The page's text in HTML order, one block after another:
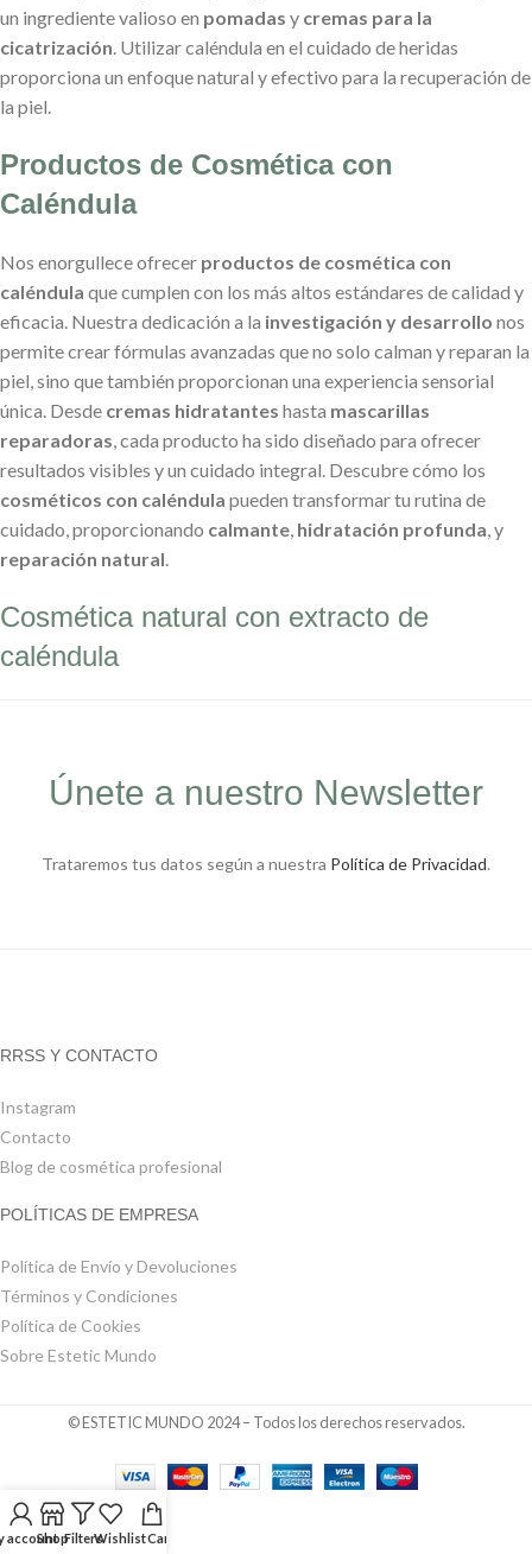
un ingrediente valioso en pomadas y cremas para la
cicatrización . Utilizar caléndula en el cuidado de heridas
proporciona un enfoque natural y efectivo para la recuperación de
la piel.
Productos de Cosmética con
Caléndula
Nos enorgullece ofrecer productos de cosmética con
caléndula que cumplen con los más altos estándares de calidad y
eficacia. Nuestra dedicación a la investigación y desarrollo nos
permite crear fórmulas avanzadas que no solo calman y reparan la
piel, sino que también proporcionan una experiencia sensorial
única. Desde cremas hidratantes hasta mascarillas
reparadoras , cada producto ha sido diseñado para ofrecer
resultados visibles y un cuidado integral. Descubre cómo los
cosméticos con caléndula pueden transformar tu rutina de
cuidado, proporcionando calmante hidratación profunda , y
reparación natural
Cosmética natural con extracto de
caléndula
Únete a nuestro Newsletter
Trataremos tus datos según a nuestra Política de Privacidad.
RRSS Y CONTACTO
Instagram
Contacto
Blog de cosmética profesional
POLÍTICAS DE EMPRESA
Política de Envío y Devoluciones
Términos y Condiciones
Política de Cookies
Sobre Estetic Mundo
© ESTETIC MUNDO 2024 – Todos los derechos reservados.
account
ShopFiltersWishlistCart